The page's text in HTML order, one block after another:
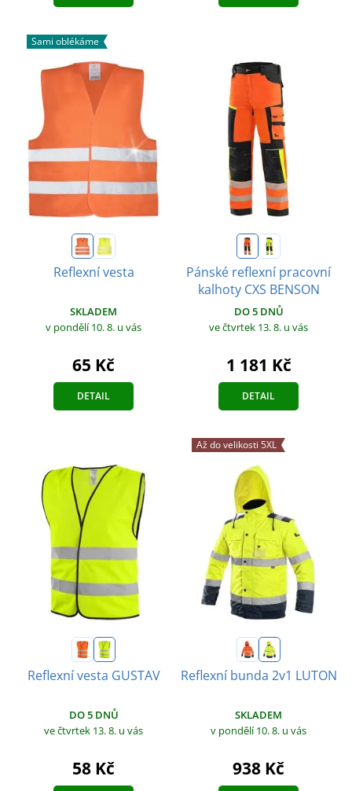
Sami oblékáme
Reflexní vesta
SKLADEM
v pondělí 10. 8. u vás
65 Kč
DETAIL
Pánské reflexní pracovní
kalhoty CXS BENSON
DO 5 DNŮ
ve čtvrtek 13. 8. u vás
1 181 Kč
DETAIL
Reflexní vesta GUSTAV
DO 5 DNŮ
ve čtvrtek 13. 8. u vás
58 Kč
Až do velikosti 5XL
Reflexní bunda 2v1 LUTON
SKLADEM
v pondělí 10. 8. u vás
938 Kč